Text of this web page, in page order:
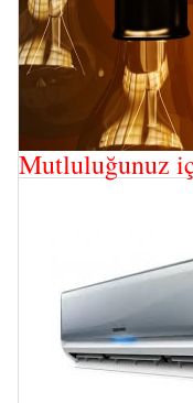
Mutluluğunuz